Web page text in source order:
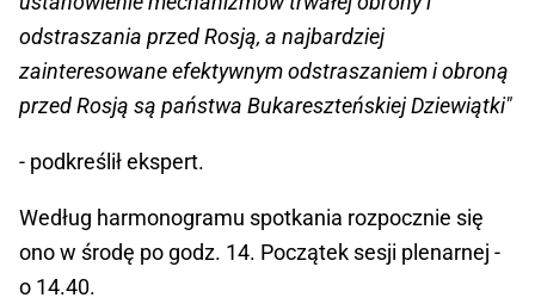
odstraszania przed Rosją, a najbardziej
zainteresowane efektywnym odstraszaniem i obroną
przed Rosją są państwa Bukareszteńskiej Dziewiątki"
- podkreślił ekspert.
Według harmonogramu spotkania rozpocznie się
ono w środę po godz. 14. Początek sesji plenarnej -
o 14.40.